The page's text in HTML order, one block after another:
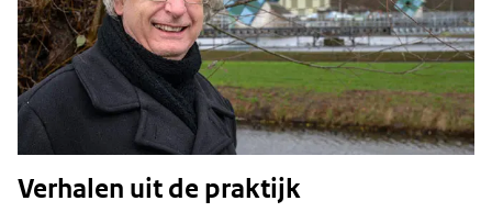
Verhalen uit de praktijk